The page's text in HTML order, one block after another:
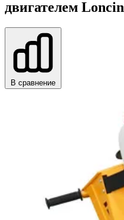
двигателем Loncin
В сравнение